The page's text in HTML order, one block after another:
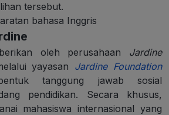
tersebut.
bahasa Inggris
oleh perusahaan Jardine
yayasan Jardine Foundation
tanggung jawab sosial
pendidikan. Secara khusus,
mahasiswa internasional yang